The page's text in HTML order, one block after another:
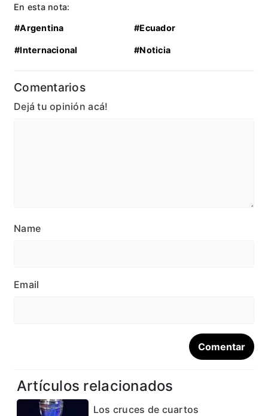
En esta nota:
#Argentina #Ecuador
#Internacional #Noticia
Comentarios
Dejá tu opinión acá!
Name
Email
Artículos relacionados
Los cruces de cuartos